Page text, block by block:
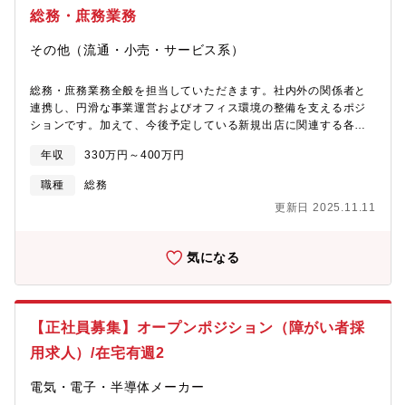
所内の排水処理施設の運営・管理を通じて、地域環境への負荷低
故の未然防止と環境リスクの低減を通じて、事業活動を安全かつ
できる、やりがいのある職場です。安全や環境に対する高い意識
を持ち、現場に寄り添いながら主体的に行動できる方を歓迎しま
す。
整・安全衛生関連規程・マニュアルの整備【募集背景】会社分割
な課題となっています。これまでの安全衛生領域の運用から脱却
従業員が安心して働ける環境づくりを推進するフェーズへ移行し
ています。労災対応や休職者対応などの個別案件への対応だけで
なく、再発防止や予防型の体制構築、ワークエンゲージメント向
す。【期待したいこと】本ポジションでは、単なる制度運用担当
見し、関係者を巻き込みながら解決へ導く役割を期待していま
す。現在は、個別事象への対応が中心となっていますが、今後は
従業員・経営層など多様な関係者との信頼関係を構築しながら、
進しています。今回の募集の人事領域は、約30名ほどの部門で、
30代を中心にチームワークを大切にしながら業務を推進していま
す。そして、フレックスタイム制やリモートワークを活用しなが
ら業務することが可能で、オフィスはフリーアドレスです。【ポ
総務・庶務業務
その他（流通・小売・サービス系）
総務・庶務業務全般を担当していただきます。社内外の関係者と
連携し、円滑な事業運営およびオフィス環境の整備を支えるポジ
ションです。加えて、今後予定している新規出店に関連する各種
消耗品の管理および発注・社内施設・設備の管理（会議室、什
器、複合機など）・郵便物・宅配物の仕分け、発送対応・契約書
や社内文書の管理・ファイリング・社内イベントや行事（入社
式、健康診断、社内研修等）の運営サポート・社員の勤怠管理補
サポート業務全般 【新規出店に伴う業務内容】・新店舗・拠点の
手配・開設に伴う行政手続きや契約書の取りまとめ・引越し・レ
装、IT等）との調整業務【求める人物像】・フットワークが軽
く、現場感覚を持って柔軟に動ける方・細やかな気配り・調整業
られる方・社内外の関係者とコミュニケーションを取り、信頼関
年収 330万円～400万円
職種
総務
更新日 2025.11.11
気になる
【正社員募集】オープンポジション（障がい者採
用求人）/在宅有週2
電気・電子・半導体メーカー